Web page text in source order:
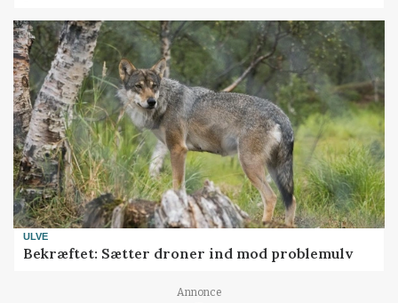
ULVE
Bekræftet: Sætter droner ind mod problemulv
Annonce